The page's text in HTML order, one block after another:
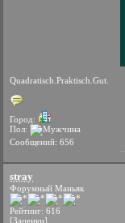
Quadratisch.Praktisch.Gut.
Город:
Пол:
Сообщений: 656
stray
Форумный Маньяк
Рейтинг: 616
[Заценки]